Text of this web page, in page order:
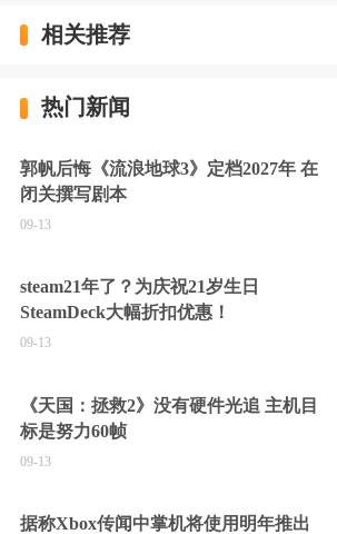
相关推荐
热门新闻
郭帆后悔《流浪地球3》定档2027年 在
闭关撰写剧本
09-13
steam21年了？为庆祝21岁生日
SteamDeck大幅折扣优惠！
09-13
《天国：拯救2》没有硬件光追 主机目
标是努力60帧
09-13
据称Xbox传闻中掌机将使用明年推出